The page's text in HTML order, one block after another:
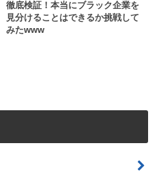
徹底検証！本当にブラック企業を
見分けることはできるか挑戦して
みたwww